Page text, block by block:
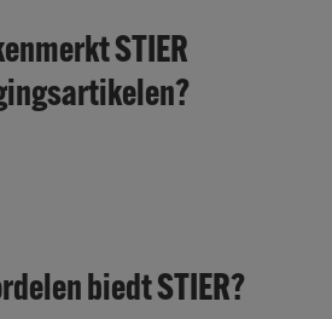
STIER
biedt STIER?